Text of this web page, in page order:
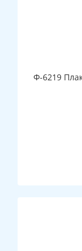
Ф-6219